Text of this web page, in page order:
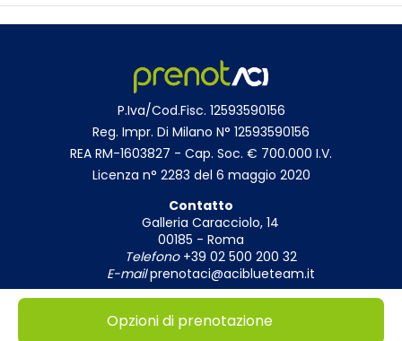
Opzioni di prenotazione
P.Iva/Cod.Fisc. 12593590156
Reg. Impr. Di Milano N° 12593590156
REA RM-1603827 - Cap. Soc. € 700.000 I.V.
Licenza n° 2283 del 6 maggio 2020
Contatto
Galleria Caracciolo, 14
00185 - Roma
Telefono+39 02 500 200 32
E-mailprenotaci@aciblueteam.it
© Copyright 2026